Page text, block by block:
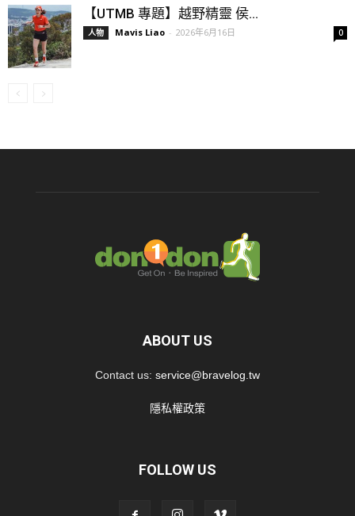
【UTMB 專題】越野精靈 侯...
人物 Mavis Liao - 2026年6月16日 0
ABOUT US
Contact us: service@bravelog.tw
隱私權政策
FOLLOW US